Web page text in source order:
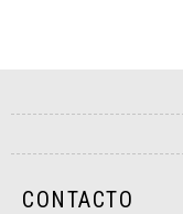
CONTACTO